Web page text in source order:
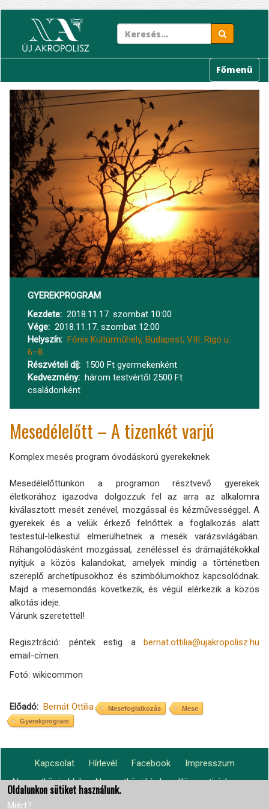
tartalomra
Főmenü
GYEREKPROGRAM
Kezdete
2018.11.17. szombat 10:00
Vége
2018.11.17. szombat 12:00
Helyszín
Főnix Kultúrműhely, Budapest, VIII. Rigó u.
6–8.
Részvételi díj
1500 Ft gyermekenként
Kedvezmény
három testvértől 2500 Ft
családonként
Mesedélelőtt – A tizenkét varjú
Komplex mesés program óvodáskorú gyerekeknek
Mesedélelőttünkön a programon résztvevő gyerekek
életkorához igazodva dolgozzuk fel az arra az alkalomra
kiválasztott mesét zenével, mozgással és kézművességgel. A
gyerekek és a velük érkező felnőttek a foglalkozás alatt
testestül-lelkestül elmerülhetnek a mesék varázsvilágában.
Ráhangolódásként mozgással, zenéléssel és drámajátékokkal
nyitjuk a közös kalandokat, amelyek mindig a történetben
szereplő archetípusokhoz és szimbólumokhoz kapcsolódnak.
Majd a mesemondás következik, és végül elérkezik a közös
alkotás ideje.
Várunk szeretettel!
Regisztráció: péntek estig a bernat.ottilia@ujakropolisz.hu
email-címen.
Fotó: wikicommon
Előadó Bernát Ottilia Mesefoglalkozás
Mese
Gyerekprogram
Footer
menu
Kapcsolat Hírlevél Facebook Impresszum
Lábléc2
Nemzetközi oldal Nemzetközi hírek
Központjaink
világszerte
Oldalunkon sütiket használunk.
Miért?